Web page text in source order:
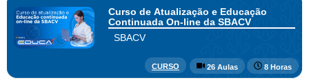
Curso de Atualização e Educação
Continuada On-line da SBACV
SBACV
CURSO 26 Aulas 8 Horas